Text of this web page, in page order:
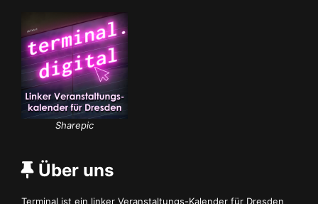
Sharepic
Über uns
Terminal ist ein linker Veranstaltungs-Kalender für Dresden